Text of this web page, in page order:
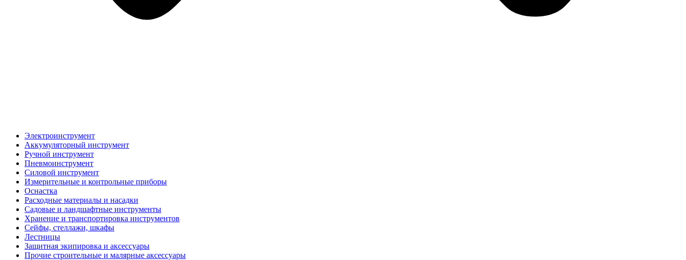
Электроинструмент
Аккумуляторный инструмент
Ручной инструмент
Пневмоинструмент
Силовой инструмент
Измерительные и контрольные приборы
Оснастка
Расходные материалы и насадки
Садовые и ландшафтные инструменты
Хранение и транспортировка инструментов
Сейфы, стеллажи, шкафы
Лестницы
Защитная экипировка и аксессуары
Прочие строительные и малярные аксессуары